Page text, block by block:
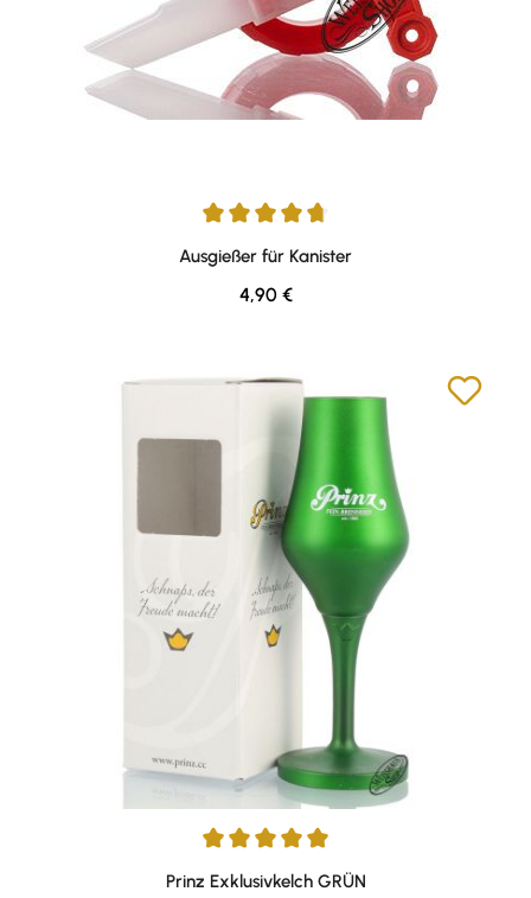
Durchschnittliche Bewertung von 4.76 von 5 Sternen
Ausgießer für Kanister
Regulärer Preis:
4,90 €
Durchschnittliche Bewertung von 5 von 5 Sternen
Prinz Exklusivkelch GRÜN